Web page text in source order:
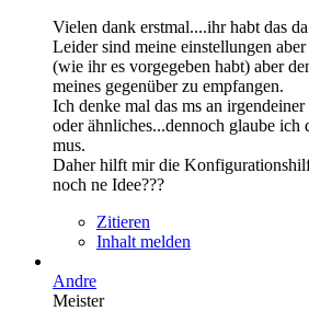
Vielen dank erstmal....ihr habt das
Leider sind meine einstellungen
(wie ihr es vorgegeben habt) aber
meines gegenüber zu empfangen.
Ich denke mal das ms an
oder ähnliches...dennoch glaube ich
mus.
Daher hilft mir die
noch ne Idee???
Zitieren
Inhalt melden
Andre
Meister